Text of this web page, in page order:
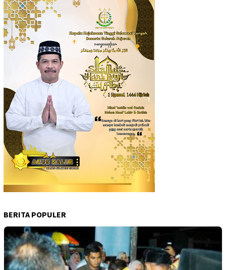
BERITA POPULER